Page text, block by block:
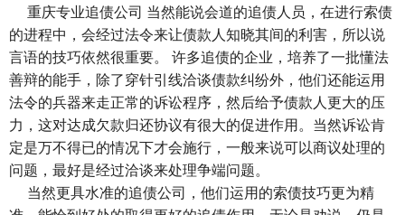
重庆专业追债公司 当然能说会道的追债人员，在进行索债
的进程中，会经过法令来让债款人知晓其间的利害，所以说
言语的技巧依然很重要。 许多追债的企业，培养了一批懂法
善辩的能手，除了穿针引线洽谈债款纠纷外，他们还能运用
法令的兵器来走正常的诉讼程序，然后给予债款人更大的压
力，这对达成欠款归还协议有很大的促进作用。当然诉讼肯
定是万不得已的情况下才会施行，一般来说可以商议处理的
问题，最好是经过洽谈来处理争端问题。
当然更具水准的追债公司，他们运用的索债技巧更为精